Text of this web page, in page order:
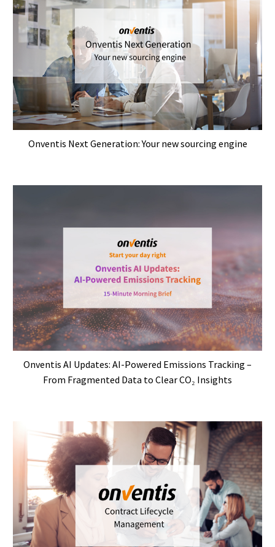
Onventis Next Generation: Your new sourcing engine
Onventis AI Updates: AI-Powered Emissions Tracking –
From Fragmented Data to Clear CO₂ Insights